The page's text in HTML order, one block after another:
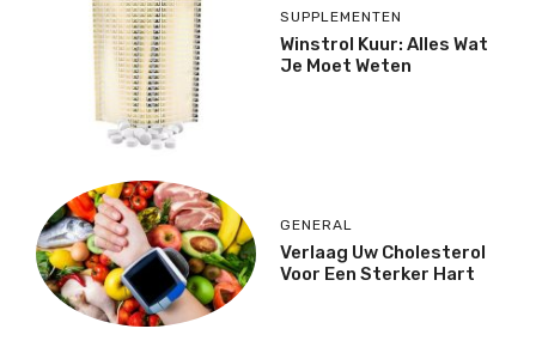
SUPPLEMENTEN
Winstrol Kuur: Alles Wat
Je Moet Weten
GENERAL
Verlaag Uw Cholesterol
Voor Een Sterker Hart